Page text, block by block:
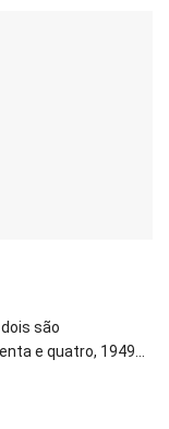
são
e quatro, 1949...